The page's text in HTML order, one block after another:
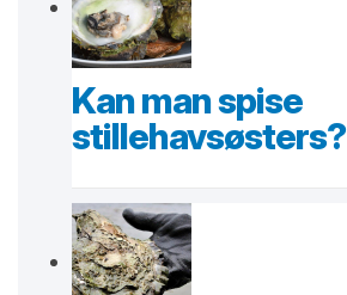
Kan man spise
stillehavsøsters?